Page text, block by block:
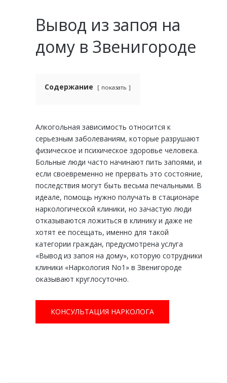
Вывод из запоя на
дому в Звенигороде
Содержание показать
Алкогольная зависимость относится к
серьезным заболеваниям, которые разрушают
физическое и психическое здоровье человека.
Больные люди часто начинают пить запоями, и
если своевременно не прервать это состояние,
последствия могут быть весьма печальными. В
идеале, помощь нужно получать в стационаре
наркологической клиники, но зачастую люди
отказываются ложиться в клинику и даже не
хотят ее посещать, именно для такой
категории граждан, предусмотрена услуга
«Вывод из запоя на дому», которую сотрудники
клиники «Наркология No1» в Звенигороде
оказывают круглосуточно.
КОНСУЛЬТАЦИЯ НАРКОЛОГА